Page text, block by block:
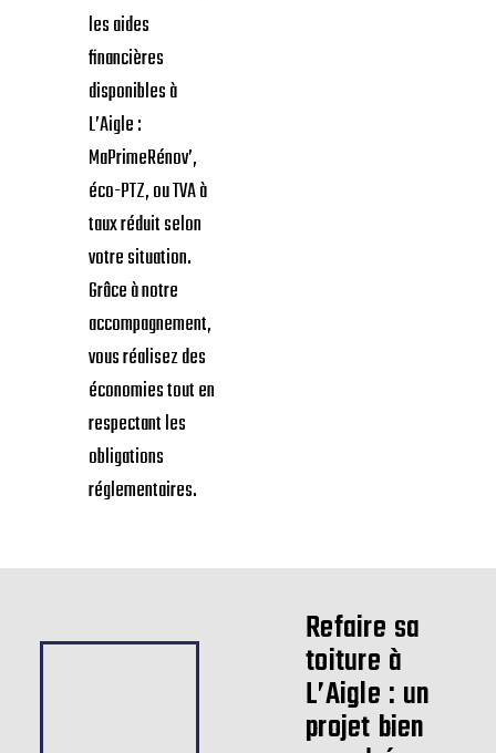
Aides et
accompagnement
pour toiture
à L’Aigle
AGH Rénovation
vous aide à obtenir
les aides
financières
disponibles à
L’Aigle :
MaPrimeRénov’,
éco-PTZ, ou TVA à
taux réduit selon
votre situation.
Grâce à notre
vous réalisez des
respectant les